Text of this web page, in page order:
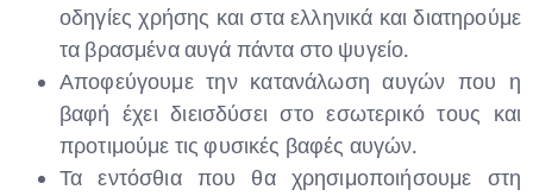
οδηγίες χρήσης και στα ελληνικά και διατηρούμε
τα βρασμένα αυγά πάντα στο ψυγείο.
Αποφεύγουμε την κατανάλωση αυγών που η
βαφή έχει διεισδύσει στο εσωτερικό τους και
προτιμούμε τις φυσικές βαφές αυγών.
Τα εντόσθια που θα χρησιμοποιήσουμε στη